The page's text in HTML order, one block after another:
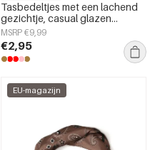
Tasbedeltjes met een lachend
gezichtje, casual glazen
accessoires voor dagelijks
gebruik.
MSRP €9,99
€2,95
EU-magazijn